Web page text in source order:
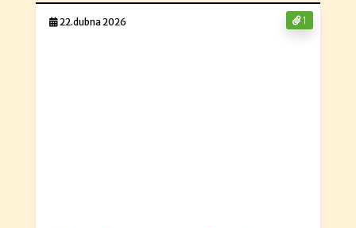
1
22.dubna 2026